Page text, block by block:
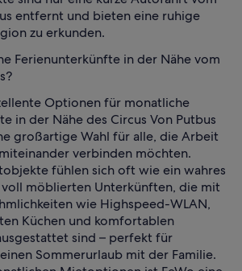
entfernt und bieten eine ruhige
zu erkunden.
Ferienunterkünfte in der Nähe vom
Optionen für monatliche
in der Nähe des Circus Von Putbus
großartige Wahl für alle, die Arbeit
verbinden möchten.
fühlen sich oft wie ein wahres
voll möblierten Unterkünften, die mit
wie Highspeed-WLAN,
Küchen und komfortablen
sind – perfekt für
Sommerurlaub mit der Familie.